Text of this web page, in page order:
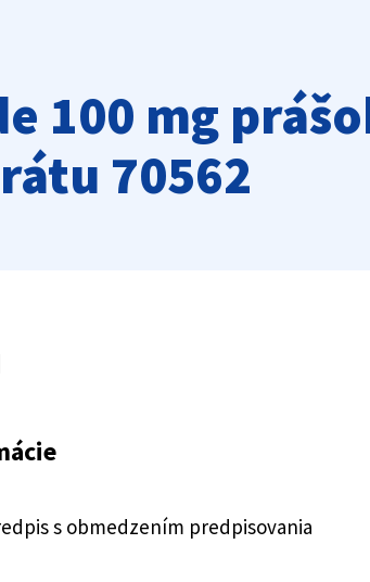
100 mg
70562
s obmedzením predpisovania